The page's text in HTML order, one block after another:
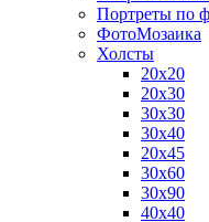
Портреты по
ФотоМозаика
Холсты
20х20
20х30
30х30
30х40
20х45
30х60
30х90
40х40